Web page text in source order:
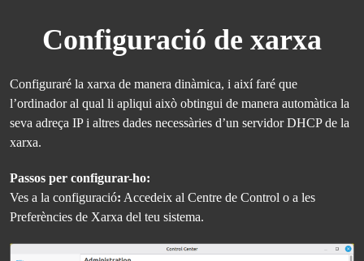
Configuració de xarxa
Configuraré la xarxa de manera dinàmica, i així faré que
l’ordinador al qual li apliqui això obtingui de manera automàtica la
seva adreça IP i altres dades necessàries d’un servidor DHCP de la
xarxa.
Passos per configurar-ho:
Ves a la configuració: Accedeix al Centre de Control o a les
Preferències de Xarxa del teu sistema.